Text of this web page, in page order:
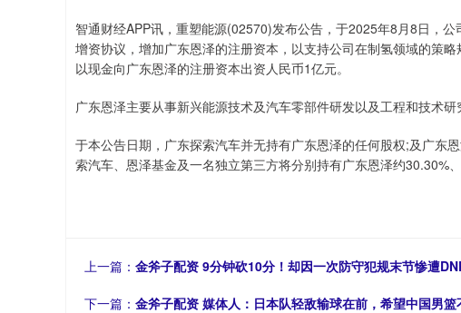
智通财经APP讯，重塑能源(02570)发布公告，于2025年8月8日，
增资协议，增加广东恩泽的注册资本，以支持公司在制氢领域的策
以现金向广东恩泽的注册资本出资人民币1亿元。
广东恩泽主要从事新兴能源技术及汽车零部件研发以及工程和技术研
于本公告日期，广东探索汽车并无持有广东恩泽的任何股权;及广东
索汽车、恩泽基金及一名独立第三方将分别持有广东恩泽约30.30%
上一篇： 金斧子配资 9分钟砍10分！却因一次防守犯规末节惨遭
下一篇： 金斧子配资 媒体人：日本队轻敌输球在前，希望中国男